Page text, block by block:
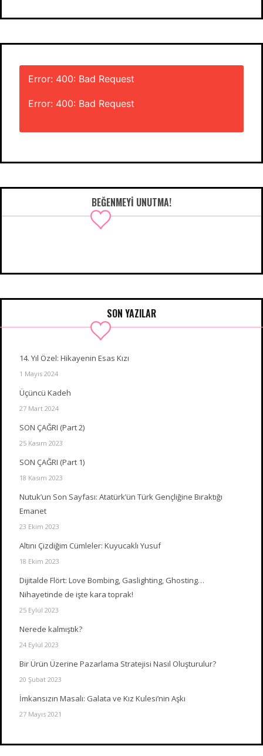
Error: 400: Bad Request
Error: 400: Bad Request
BEĞENMEYI UNUTMA!
SON YAZILAR
14. Yıl Özel: Hikayenin Esas Kızı
1 Mayıs 2024
Üçüncü Kadeh
27 Mart 2024
SON ÇAĞRI (Part 2)
25 Kasım 2023
SON ÇAĞRI (Part 1)
18 Kasım 2023
Nutuk’un Son Sayfası: Atatürk’ün Türk Gençliğine Bıraktığı
Emanet
23 Ekim 2023
Altını Çizdiğim Cümleler: Kuyucaklı Yusuf
18 Ekim 2023
Dijitalde Flört: Love Bombing, Gaslighting, Ghosting…
Nihayetinde de işte kara toprak!
25 Eylül 2023
Nerede kalmıştık?
24 Eylül 2023
Bir Ürün Üzerine Pazarlama Stratejisi Nasıl Oluşturulur?
20 Şubat 2023
İmkansızın Masalı: Galata ve Kız Kulesi’nin Aşkı
27 Mayıs 2021